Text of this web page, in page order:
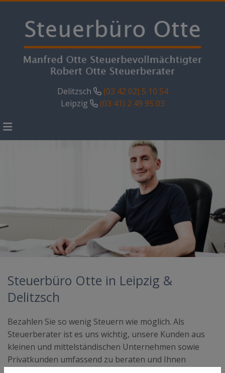
Delitzsch
(03 42 02) 5 10 54
Leipzig
(03 41) 2 49 95 03
Steuerbüro Otte in Leipzig &
Delitzsch
Bezahlen Sie so wenig Steuern wie möglich. Als
Steuerberater ist es uns wichtig, unsere Kunden aus
kleinen und mittelständischen Unternehmen sowie
Privatkunden umfassend zu beraten und Ihnen